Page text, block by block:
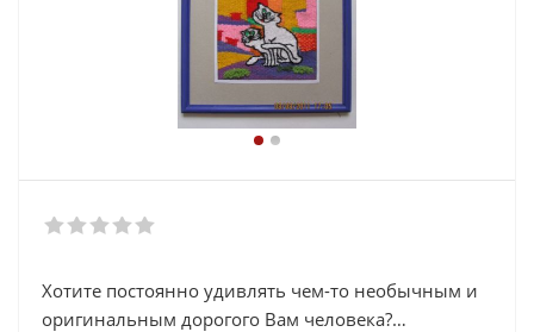
Хотите постоянно удивлять чем-то необычным и
оригинальным дорогого Вам человека?